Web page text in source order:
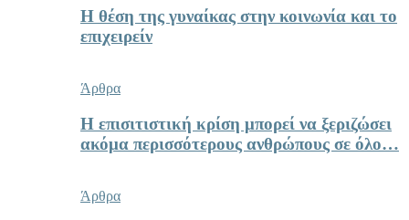
Η θέση της γυναίκας στην κοινωνία και το
επιχειρείν
Άρθρα
Η επισιτιστική κρίση μπορεί να ξεριζώσει
ακόμα περισσότερους ανθρώπους σε όλο…
Άρθρα